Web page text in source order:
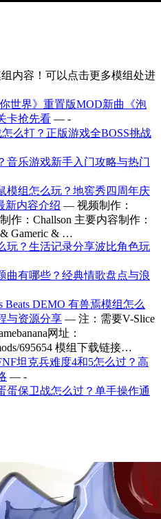
内容！可以点击更多模组处进
世界》重置版MOD新曲《泡
卡抢先看 — -
怎么打？正版游戏全BOSS挑战
音乐游戏新手入门攻略与热门
模组怎么玩？地窖秀四周年庆
新内容介绍 — 视频制作：
作：Challson 主要内容制作：
Gameric & …
玩？生活记录分享波比角色玩
曲有哪些？经典情歌盘点与浪
Beats DEMO 有兽焉模组怎么
与资源分享 — 注：需要V-Slice
网址：
695654 模组下载链接…
坦克兵难度4和5怎么过？高
— -
蛋保卫战怎么过？单手操作通